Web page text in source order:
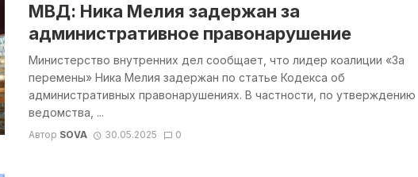
МВД: Ника Мелия задержан за
административное правонарушение
Министерство внутренних дел сообщает, что лидер коалиции «За
перемены» Ника Мелия задержан по статье Кодекса об
административных правонарушениях. В частности, по утверждению
ведомства, ...
Автор SOVA 30.05.2025 0